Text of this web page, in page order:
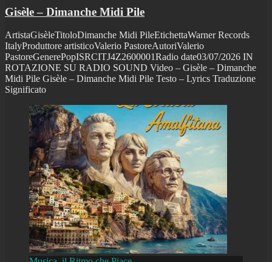
Gisèle – Dimanche Midi Pile
ArtistaGisèleTitoloDimanche Midi PileEtichettaWarner Records
ItalyProduttore artisticoValerio PastoreAutoriValerio
PastoreGenerePopISRCITJ4Z2600001Radio date03/07/2026 IN
ROTAZIONE SU RADIO SOUND Video – Gisèle – Dimanche
Midi Pile Gisèle – Dimanche Midi Pile Testo – Lyrics Traduzione
Significato